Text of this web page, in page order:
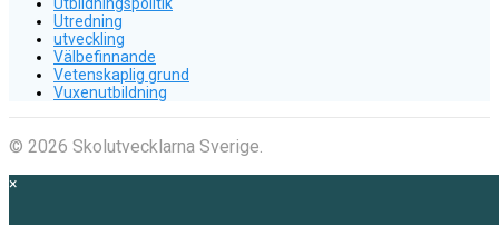
Utbildningspolitik
Utredning
utveckling
Välbefinnande
Vetenskaplig grund
Vuxenutbildning
© 2026 Skolutvecklarna Sverige.
×